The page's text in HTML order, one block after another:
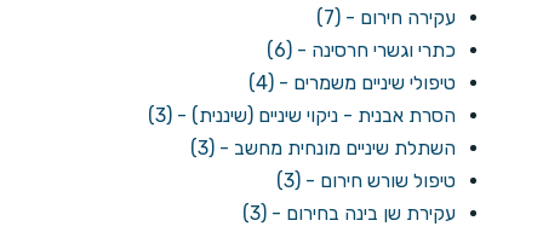
עקירה חירום - (7)
כתרי וגשרי חרסינה - (6)
טיפולי שיניים משמרים - (4)
הסרת אבנית - ניקוי שיניים (שיננית) - (3)
השתלת שיניים מונחית מחשב - (3)
טיפול שורש חירום - (3)
עקירת שן בינה בחירום - (3)